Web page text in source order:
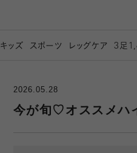
キッズ スポーツ レッグケア 3 足
2026.05.28
今が旬♡オススメハ